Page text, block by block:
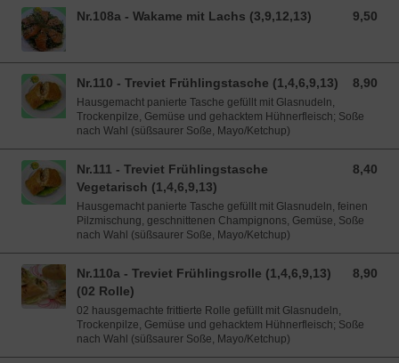
Nr.108a - Wakame mit Lachs (3,9,12,13) 9,50
9,50 EUR
Nr.110 - Treviet Frühlingstasche (1,4,6,9,13) 8,90
8,90 EUR
Hausgemacht panierte Tasche gefüllt mit Glasnudeln,
Trockenpilze, Gemüse und gehacktem Hühnerfleisch; Soße
nach Wahl (süßsaurer Soße, Mayo/Ketchup)
Nr.111 - Treviet Frühlingstasche
Vegetarisch (1,4,6,9,13)
8,40
8,40 EUR
Hausgemacht panierte Tasche gefüllt mit Glasnudeln, feinen
Pilzmischung, geschnittenen Champignons, Gemüse, Soße
nach Wahl (süßsaurer Soße, Mayo/Ketchup)
Nr.110a - Treviet Frühlingsrolle (1,4,6,9,13)
(02 Rolle)
8,90
8,90 EUR
02 hausgemachte frittierte Rolle gefüllt mit Glasnudeln,
Trockenpilze, Gemüse und gehacktem Hühnerfleisch; Soße
nach Wahl (süßsaurer Soße, Mayo/Ketchup)